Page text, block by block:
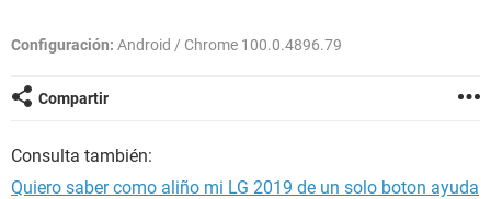
Configuración: Android / Chrome 100.0.4896.79
Compartir
Consulta también:
Quiero saber como aliño mi LG 2019 de un solo boton ayuda